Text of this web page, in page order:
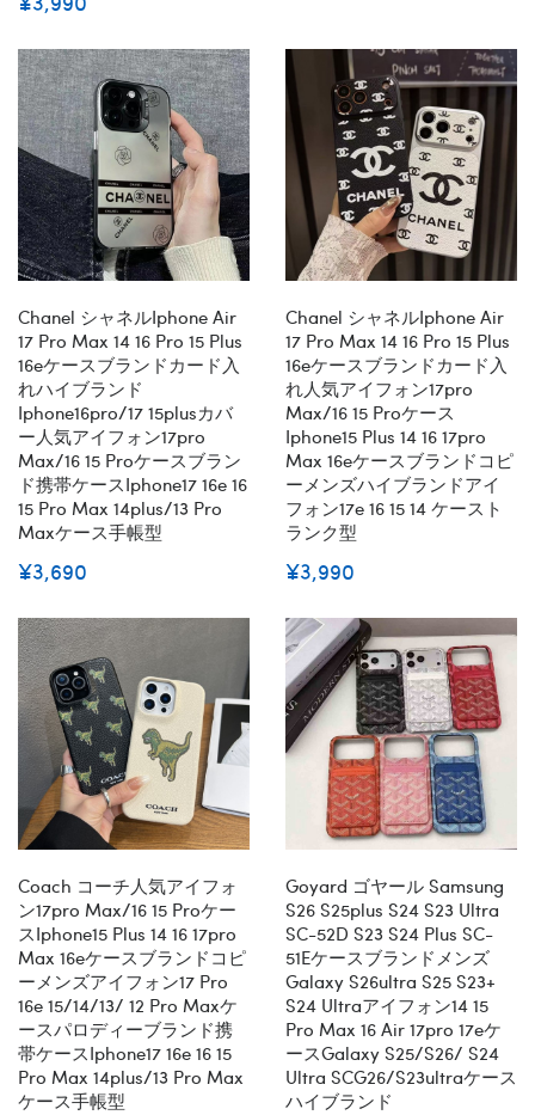
Chanel シャネルiphone Air
17 Pro Max 14 16 Pro 15 Plus
16eケースブランドカード入
れハイブランド
Iphone16pro/17 15plusカバ
ー人気アイフォン17pro
Max/16 15 Proケースブラン
ド携帯ケースiphone17 16e 16
15 Pro Max 14plus/13 Pro
Maxケース手帳型
¥3,690
Chanel シャネルiphone Air
17 Pro Max 14 16 Pro 15 Plus
16eケースブランドカード入
れ人気アイフォン17pro
Max/16 15 Proケース
Iphone15 Plus 14 16 17pro
Max 16eケースブランドコピ
ーメンズハイブランドアイ
フォン17e 16 15 14 ケースト
ランク型
¥3,990
Coach コーチ人気アイフォ
ン17pro Max/16 15 Proケー
スiphone15 Plus 14 16 17pro
Max 16eケースブランドコピ
ーメンズアイフォン17 Pro
16e 15/14/13/ 12 Pro Maxケ
ースパロディーブランド携
帯ケースiphone17 16e 16 15
Pro Max 14plus/13 Pro Max
ケース手帳型
Goyard ゴヤール Samsung
S26 S25plus S24 S23 Ultra
SC-52D S23 S24 Plus SC-
51Eケースブランドメンズ
Galaxy S26ultra S25 S23+
S24 Ultraアイフォン14 15
Pro Max 16 Air 17pro 17eケ
ースGalaxy S25/s26/ S24
Ultra SCG26/s23ultraケース
ハイブランド